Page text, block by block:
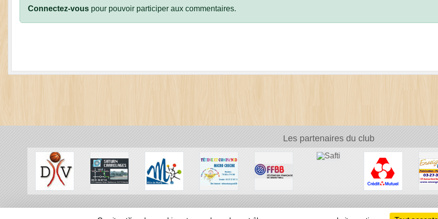
Connectez-vous pour pouvoir participer aux commentaires.
Les partenaires du club